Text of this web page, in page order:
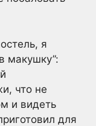
я
макушку”:
что не
и видеть
для